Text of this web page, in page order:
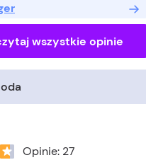
wszystkie opinie
Opinie: 27